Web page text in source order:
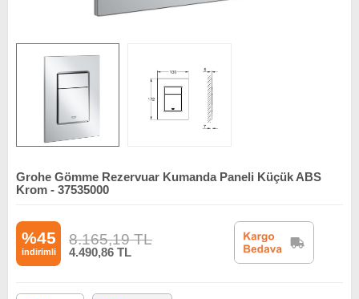
Grohe Gömme Rezervuar Kumanda Paneli Küçük ABS
Krom - 37535000
%45
indirimli
8.165,19TL
4.490,86 TL